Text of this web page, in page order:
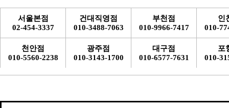
서울본점
02-454-3337
건대직영점
010-3488-7063
부천점
010-9966-7417
인
010-
천안점
010-5560-2238
광주점
010-3143-1700
대구점
010-6577-7631
포
010-